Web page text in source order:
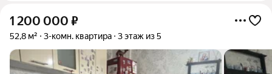
1 200 000 ₽
52,8 м² 3-комн. квартира 3 этаж из 5